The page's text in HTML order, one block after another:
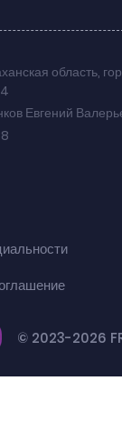
область,
Евгений
© 2023-2026